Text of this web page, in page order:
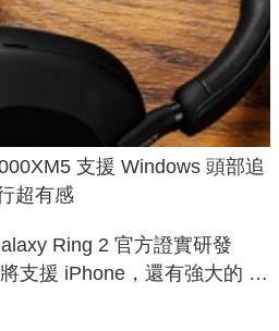
支援 Windows 頭部追
超有感
Ring 2 官方證實研發
支援 iPhone，還有強大的 AI
電連動功能